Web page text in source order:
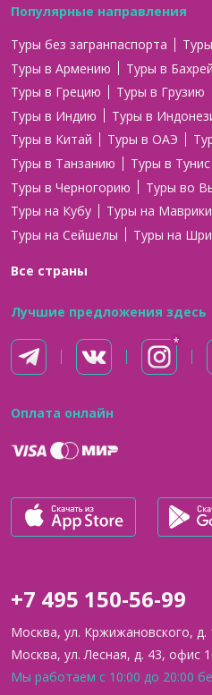
Популярные направления
Туры без загранпаспорта
Туры в Армению
Туры в
Туры в Грецию
Туры в Грузию
Туры в Индию
Туры в
Туры в Китай
Туры в ОАЭ
Туры в Танзанию
Туры в Тунис
Туры в Черногорию
Туры во
Туры на Кубу
Туры на
Туры на Сейшелы
Туры на
Все страны
Лучшие предложения здесь
Оплата онлайн
+7 495 150-56-99
Москва, ул. Кржижановского, д.
Москва, ул. Лесная, д. 43, офис
Мы работаем с 10:00 до 20:00